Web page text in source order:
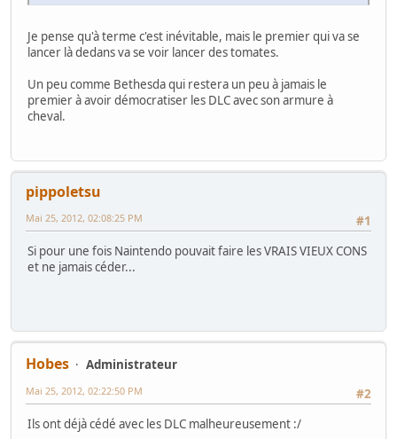
Je pense qu'à terme c'est inévitable, mais le premier qui va se
lancer là dedans va se voir lancer des tomates.
Un peu comme Bethesda qui restera un peu à jamais le
premier à avoir démocratiser les DLC avec son armure à
cheval.
pippoletsu
#1
Mai 25, 2012, 02:08:25 PM
Si pour une fois Naintendo pouvait faire les VRAIS VIEUX CONS
et ne jamais céder...
Hobes
Administrateur
#2
Mai 25, 2012, 02:22:50 PM
Ils ont déjà cédé avec les DLC malheureusement :/